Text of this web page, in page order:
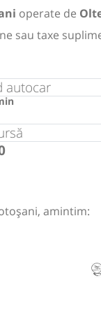
operate de
sau taxe
autocar
amintim: